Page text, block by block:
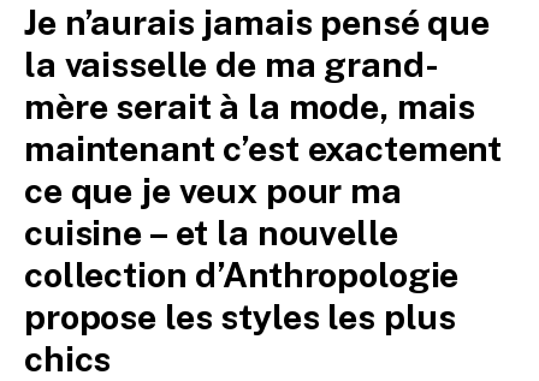
Je n’aurais jamais pensé que
la vaisselle de ma grand-
mère serait à la mode, mais
maintenant c’est exactement
ce que je veux pour ma
cuisine – et la nouvelle
collection d’Anthropologie
propose les styles les plus
chics